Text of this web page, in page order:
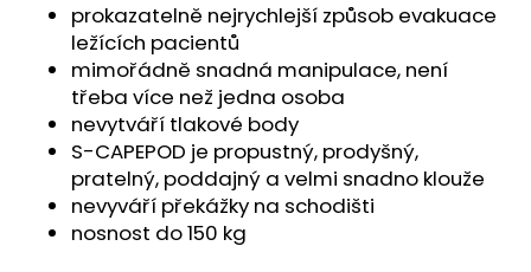
prokazatelně nejrychlejší způsob evakuace
ležících pacientů
mimořádně snadná manipulace, není
třeba více než jedna osoba
nevytváří tlakové body
S-CAPEPOD je propustný, prodyšný,
pratelný, poddajný a velmi snadno klouže
nevyváří překážky na schodišti
nosnost do 150 kg